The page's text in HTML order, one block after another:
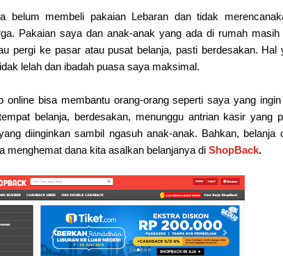
belum membeli pakaian Lebaran dan tidak
Pakaian saya dan anak-anak yang ada di rumah masih
pergi ke pasar atau pusat belanja, pasti berdesakan. Hal
lelah dan ibadah puasa saya maksimal.
online bisa membantu orang-orang seperti saya yang
belanja, berdesakan, menunggu antrian kasir yang
diinginkan sambil ngasuh anak-anak. Bahkan, belanja
menghemat dana kita asalkan belanjanya di ShopBack.